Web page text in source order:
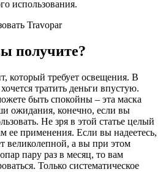
использования.
получите?
который требует освещения. В
тратить деньги впустую.
быть спокойны – эта маска
ожидания, конечно, если вы
Не зря в этой статье целый
ее применения. Если вы надеетесь,
великолепной, а вы при этом
пару раз в месяц, то вам
Только систематическое